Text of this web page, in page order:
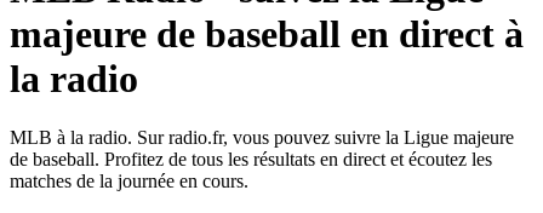
majeure de baseball en direct à
la radio
MLB à la radio. Sur radio.fr, vous pouvez suivre la Ligue majeure
de baseball. Profitez de tous les résultats en direct et écoutez les
matches de la journée en cours.